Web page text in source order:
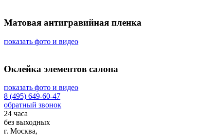
Матовая антигравийная пленка
показать фото и видео
Оклейка элементов салона
показать фото и видео
8 (495) 649-60-47
обратный звонок
24 часа
без выходных
г. Москва,